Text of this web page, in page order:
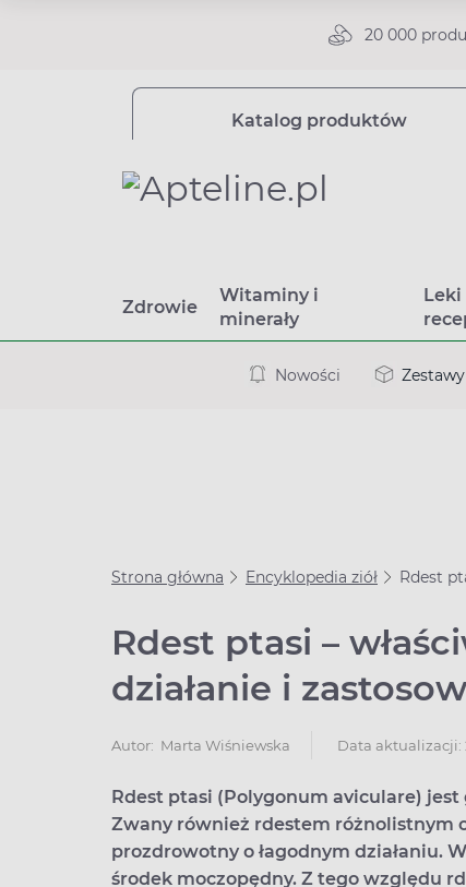
20 000
Katalog produktów
Zdrowie
Witaminy i
minerały
Leki
Nowości
Strona główna Encyklopedia ziół Rdest
Rdest ptasi –
działanie i
Autor: Marta Wiśniewska Data aktualizacji:
Rdest ptasi (Polygonum aviculare)
Zwany również rdestem różnolistnym
prozdrowotny o łagodnym działaniu.
środek moczopędny. Z tego względu